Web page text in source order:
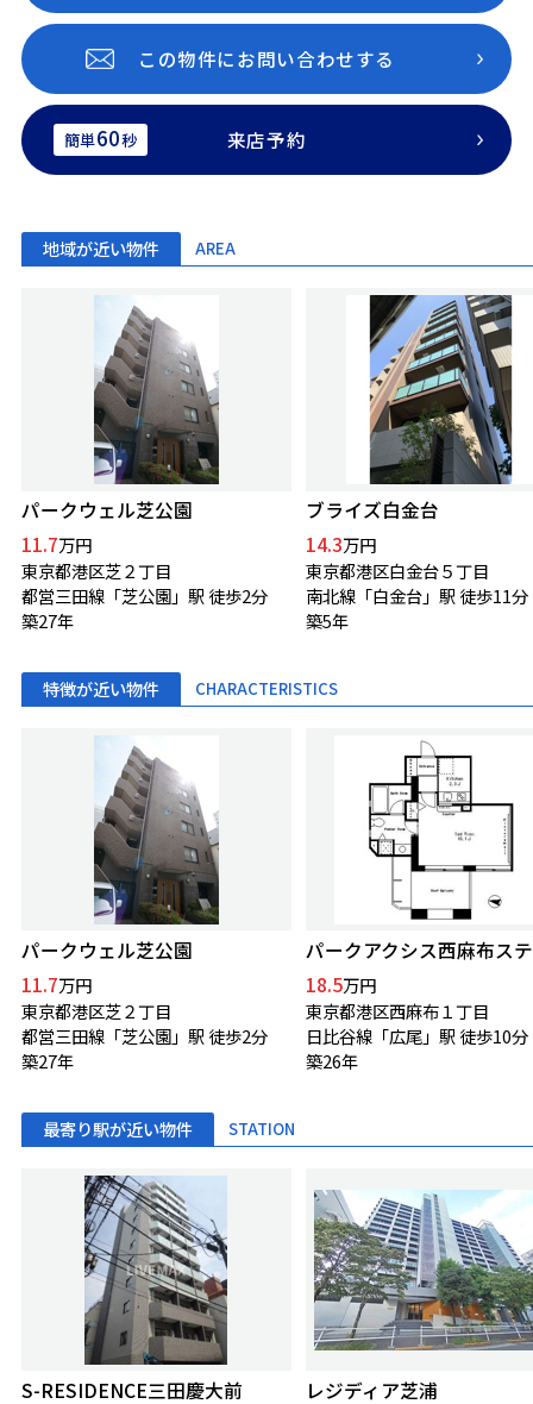
この物件にお問い合わせする
簡単60秒 来店予約
地域が近い物件 AREA
パークウェル芝公園
11.7万円
東京都港区芝２丁目
都営三田線「芝公園」駅 徒歩2分
築27年
ブライズ白金台
14.3万円
東京都港区白金台５丁目
南北線「白金台」駅 徒歩11分
築5年
特徴が近い物件 CHARACTERISTICS
パークウェル芝公園
11.7万円
東京都港区芝２丁目
都営三田線「芝公園」駅 徒歩2分
築27年
パークアクシス西麻布ス
18.5万円
東京都港区西麻布１丁目
日比谷線「広尾」駅 徒歩10分
築26年
最寄り駅が近い物件 STATION
S-RESIDENCE三田慶大前 レジディア芝浦